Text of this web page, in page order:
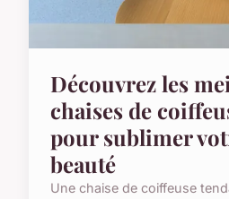
Découvrez les
chaises de
pour sublimer
beauté
Une chaise de coiffeuse